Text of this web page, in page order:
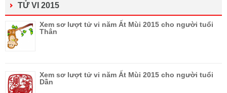
TỬ VI 2015
Xem sơ lượt tử vi năm Ất Mùi 2015 cho người tuổi
Thân
Xem sơ lượt tử vi năm Ất Mùi 2015 cho người tuổi
Dần